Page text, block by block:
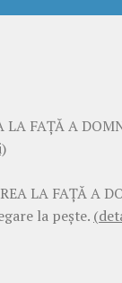
LA FAŢĂ A
LA FAŢĂ A
la pește.